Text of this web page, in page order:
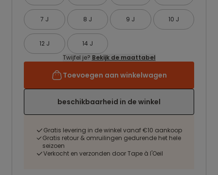
7 J 8 J 9 J 10 J
12 J
14 J
Twijfel je? Bekijk de maattabel
Toevoegen aan winkelwagen
beschikbaarheid in de winkel
Gratis levering in de winkel vanaf €10 aankoop
Gratis retour & omruilingen gedurende het hele
seizoen
Verkocht en verzonden door Tape à l'Oeil